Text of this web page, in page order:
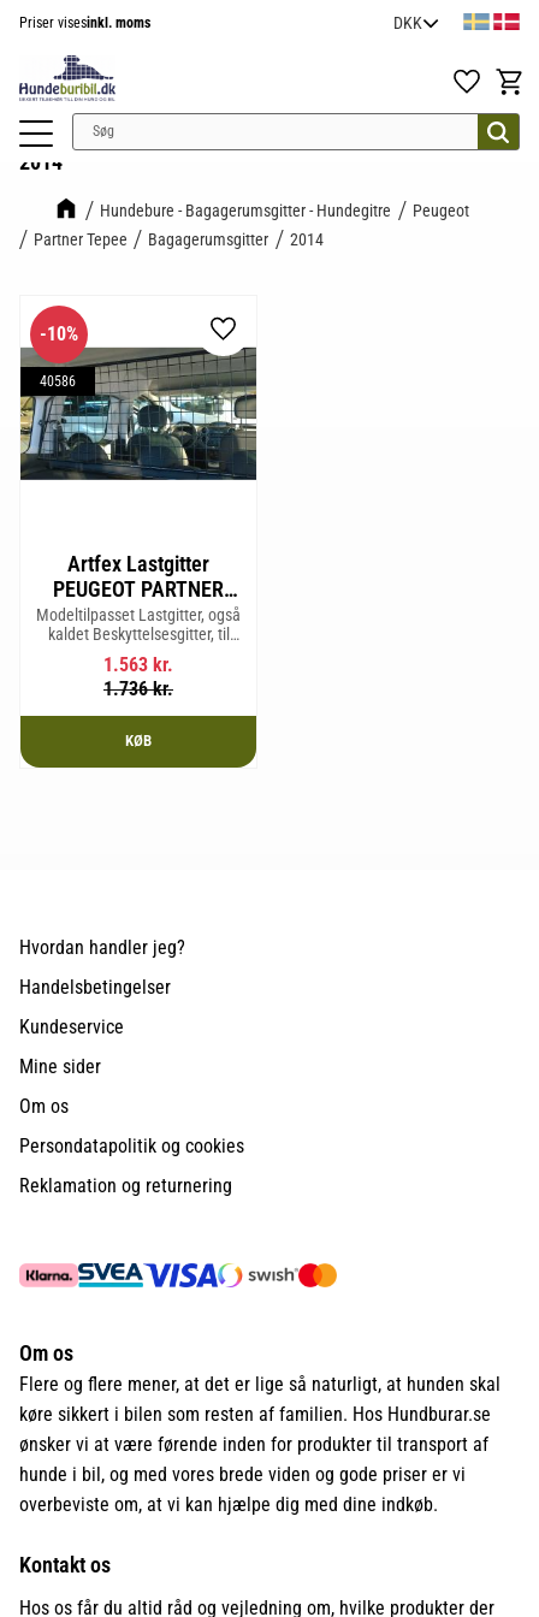
Priser visesinkl. moms
Favoritter
2014
Hundebure - Bagagerumsgitter - Hundegitre
Peugeot
Partner Tepee
Bagagerumsgitter 2014
Artfex Lastgitter
PEUGEOT PARTNER
TEPEE, 2. generation
2008-2018 & CITROËN
BERLINGO, 2.
generation 2008-2018
Modeltilpasset Lastgitter, også
kaldet Beskyttelsesgitter, til
PEUGEOT PARTNER TEPEE, 2.
generation 2008-2018 &
CITROËN BERLINGO, 2.
1.563 kr.
1.736kr.
10%
40586
Gem som favorit
KØB
Hvordan handler jeg?
Handelsbetingelser
Kundeservice
Mine sider
Om os
Persondatapolitik og cookies
Reklamation og returnering
Om os
Flere og flere mener, at det er lige så naturligt, at hunden skal
køre sikkert i bilen som resten af familien. Hos Hundburar.se
ønsker vi at være førende inden for produkter til transport af
hunde i bil, og med vores brede viden og gode priser er vi
overbeviste om, at vi kan hjælpe dig med dine indkøb.
Kontakt os
Hos os får du altid råd og vejledning om, hvilke produkter der